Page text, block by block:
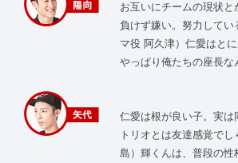
お互いにチームの現状
負けず嫌い。努力して
マ役 阿久津）仁愛はと
やっぱり俺たちの座長
仁愛は根が良い子。実
トリオとは友達感覚で
島）輝くんは、普段の